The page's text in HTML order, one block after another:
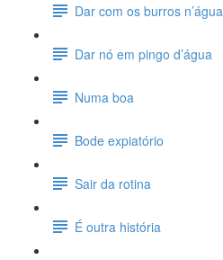
Dar com os burros n’água
Dar nó em pingo d’água
Numa boa
Bode expiatório
Sair da rotina
É outra história